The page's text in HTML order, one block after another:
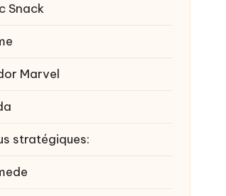
Snack
Marvel
stratégiques: